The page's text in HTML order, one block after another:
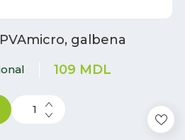
galbena
109 MDL